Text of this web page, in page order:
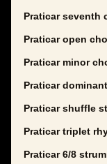
Praticar seventh
Praticar open
Praticar minor
Praticar
Praticar shuffle
Praticar triplet
Praticar 6/8